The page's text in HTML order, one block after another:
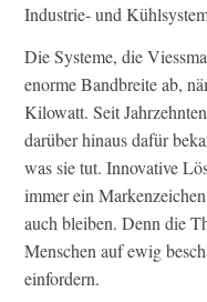
Industrie- und
Die Systeme, die
enorme Bandbreite ab,
Kilowatt. Seit
darüber hinaus dafür
was sie tut. Innovative
immer ein
auch bleiben. Denn die
Menschen auf ewig
einfordern.